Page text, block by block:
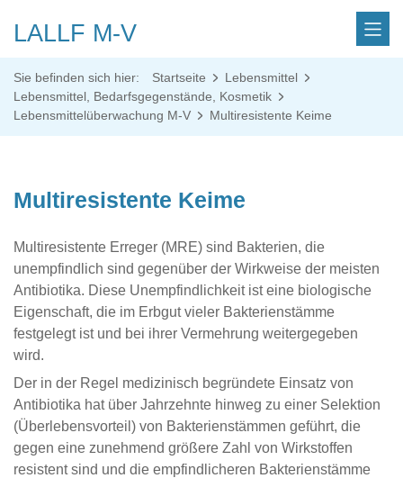
LALLF M-V
Sie befinden sich hier: Startseite
Lebensmittel
Lebensmittel, Bedarfsgegenstände, Kosmetik
Lebensmittelüberwachung M-V
Multiresistente Keime
Multiresistente Keime
Multiresistente Erreger (MRE) sind Bakterien, die
unempfindlich sind gegenüber der Wirkweise der meisten
Antibiotika. Diese Unempfindlichkeit ist eine biologische
Eigenschaft, die im Erbgut vieler Bakterienstämme
festgelegt ist und bei ihrer Vermehrung weitergegeben
wird.
Der in der Regel medizinisch begründete Einsatz von
Antibiotika hat über Jahrzehnte hinweg zu einer Selektion
(Überlebensvorteil) von Bakterienstämmen geführt, die
gegen eine zunehmend größere Zahl von Wirkstoffen
resistent sind und die empfindlicheren Bakterienstämme